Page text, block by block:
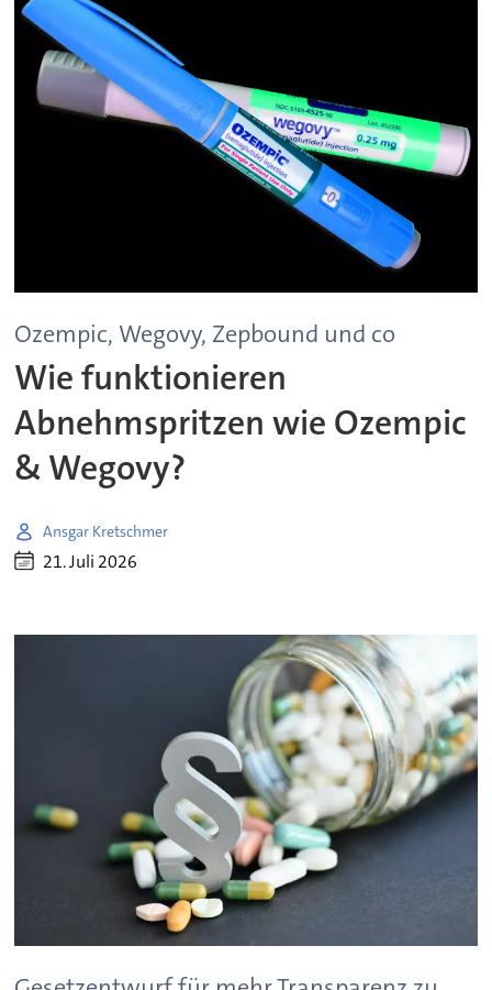
Ozempic, Wegovy, Zepbound und co
Wie funktionieren
Abnehmspritzen wie Ozempic
& Wegovy?
Ansgar Kretschmer
21. Juli 2026